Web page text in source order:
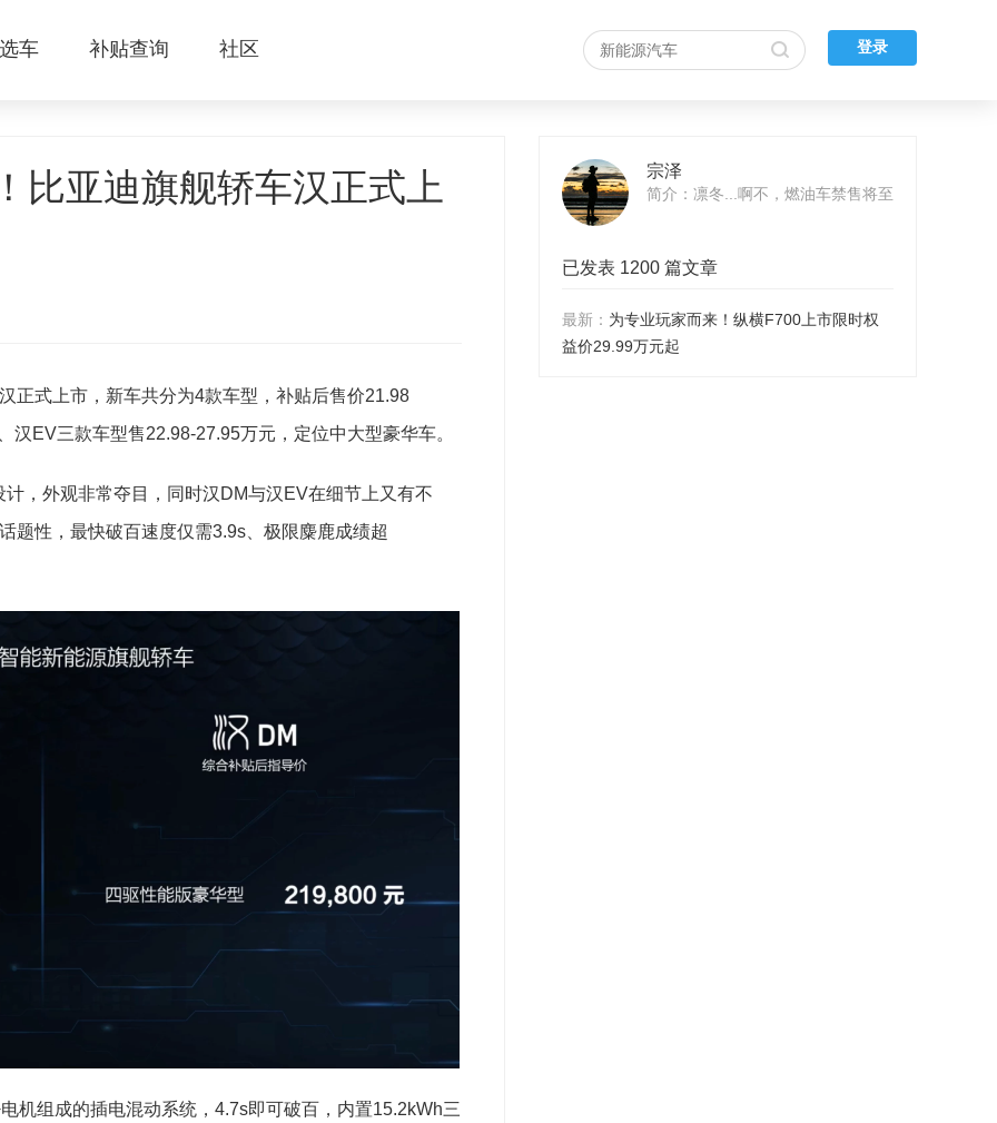
选车 补贴查询 社区 登录
比亚迪旗舰轿车汉正式上
正式上市，新车共分为4款车型，补贴后售价21.98
EV三款车型售22.98-27.95万元，定位中大型豪华车。
，外观非常夺目，同时汉DM与汉EV在细节上又有不
题性，最快破百速度仅需3.9s、极限麋鹿成绩超
机组成的插电混动系统，4.7s即可破百，内置15.2kWh三
宗泽
简介：凛冬...啊不，燃油车禁售将至
已发表 1200 篇文章
最新： 为专业玩家而来！纵横F700上市限时权
益价29.99万元起